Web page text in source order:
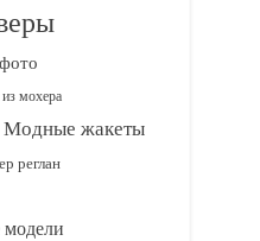
мохера
Модные жакеты
реглан